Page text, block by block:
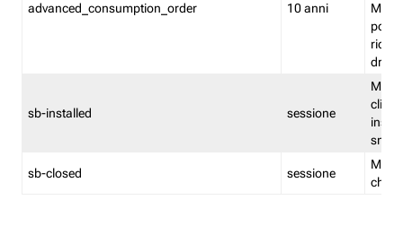
advanced_consumption_order 10 anni
sb-installed sessione
sb-closed sessione